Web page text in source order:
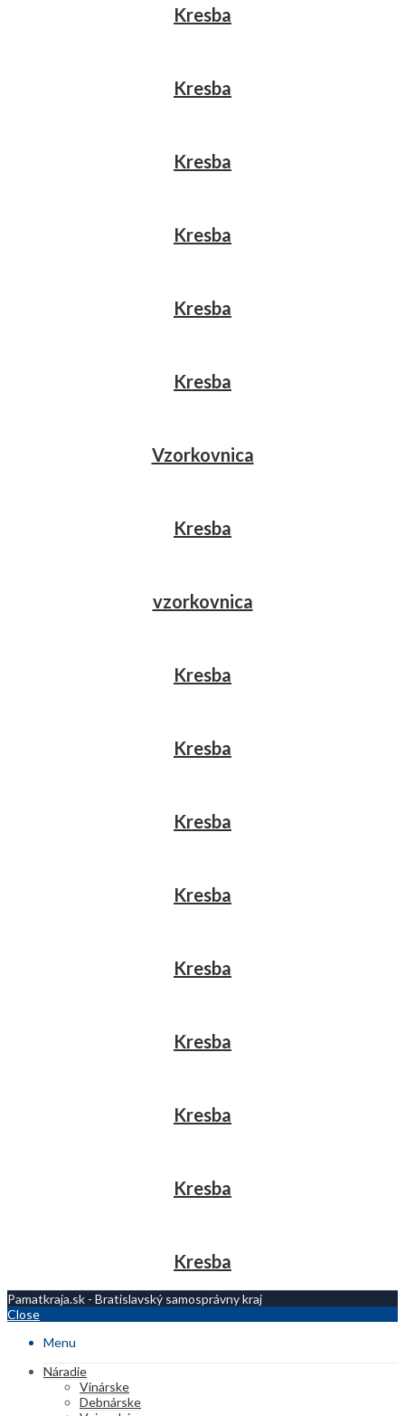
Kresba
Kresba
Kresba
Kresba
Kresba
Kresba
Vzorkovnica
Kresba
vzorkovnica
Kresba
Kresba
Kresba
Kresba
Kresba
Kresba
Kresba
Kresba
Kresba
Pamatkraja.sk - Bratislavský samosprávny kraj
Close
Menu
Náradie
Vinárske
Debnárske